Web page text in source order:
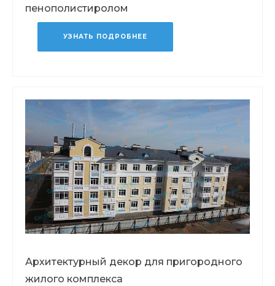
пенополистиролом
УЗНАТЬ ПОДРОБНЕЕ
Архитектурный декор для пригородного
жилого комплекса